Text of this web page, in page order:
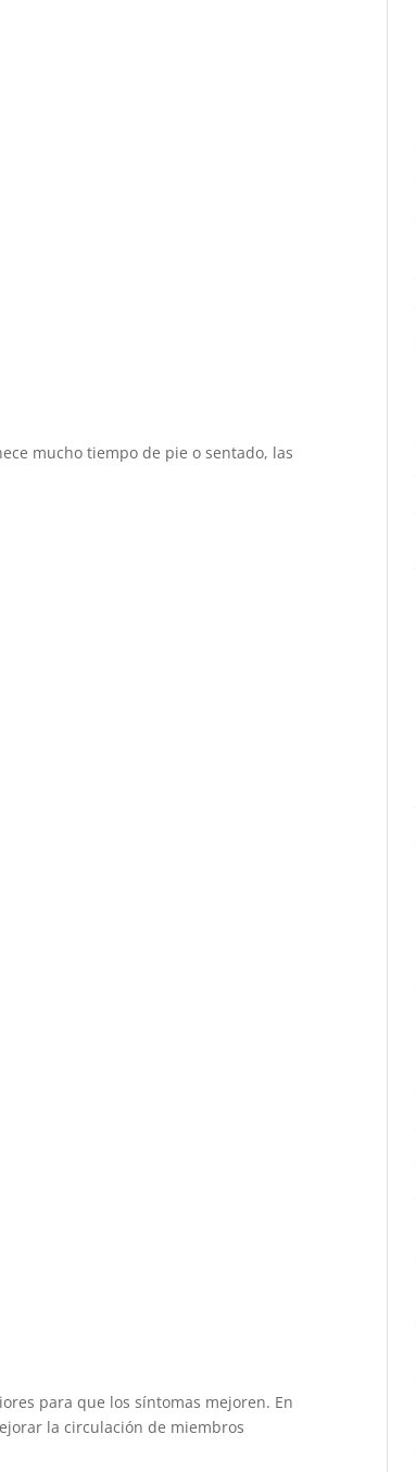
mucho tiempo de pie o sentado, las
para que los síntomas mejoren. En
la circulación de miembros